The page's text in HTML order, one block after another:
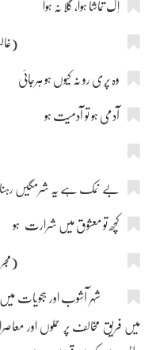
اِک تماشا ہوا، گلا نہ ہوا
وہ پری رو نہ کیوں ہو ہرجائی
آدمی ہو تو آدمیت ہو
بے نمک ہے یہ شرمگیں رہنا
کچھ تو معشوق میں شرارت ہو
شہر آشوب اور ہجویات میں
میں فریقِ مخالف پر حملوں اور